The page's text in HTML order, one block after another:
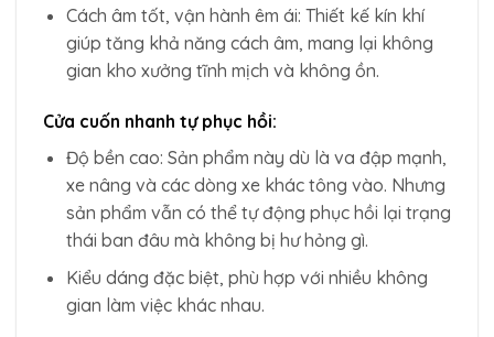
Cách âm tốt, vận hành êm ái: Thiết kế kín khí
giúp tăng khả năng cách âm, mang lại không
gian kho xưởng tĩnh mịch và không ồn.
Cửa cuốn nhanh tự phục hồi:
Độ bền cao: Sản phẩm này dù là va đập mạnh,
xe nâng và các dòng xe khác tông vào. Nhưng
sản phẩm vẫn có thể tự động phục hồi lại trạng
thái ban đâu mà không bị hư hỏng gì.
Kiểu dáng đặc biệt, phù hợp với nhiều không
gian làm việc khác nhau.